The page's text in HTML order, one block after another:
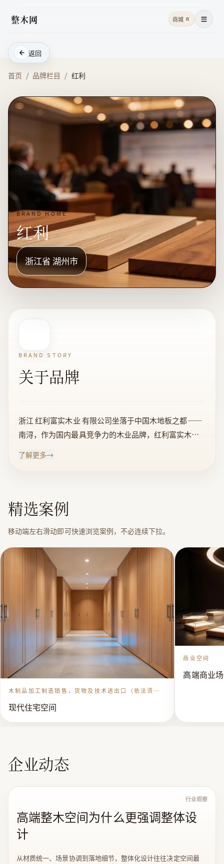
整木网 商城 商 菜单
返回
首页 / 品牌栏目 / 红利
BRAND HOME
红利
浙江省 湖州市
BRAND STORY
关于品牌
浙江 红利富实木业 有限公司坐落于中国木地板之都——
南浔，作为国内最具竞争力的木业品牌，红利富实木业
行业内首屈一指的技术创新领军企 业。公司创建于21世
纪初，通过多年来的高速发展，公司达总占地面积达到
了63700平方米，其中标准化生产厂房35000平方米，办
公楼2100平方米，年生产能800万平方米，产业规模居
同行业前列。 多年的企业发展，红利富实木业创建了包
括“红利”地板、“红利富实”木门等一系列下属子品
牌，并受到了消费者的一致认可与好评。在技术上，我
们先后从德国、台湾等国家 及地区斥巨资引进7条先进的
地板生产流水线，2条UV淋漆涂装线，微电子数控蒸汽
循环烘干设备12套与多套国际最新木门生产流水线，将
技术创新作为品牌发展的核心。 立企多年以来，红利富
实木业始终坚持在创新品质与服务，公司生产的“红利
牌”地板、“红利富实”木门已成为家居市场内最为畅
销品牌，拥有了覆盖全国的经销商版图，而这 一版图依
旧保持着每年的逐步递进扩大。在对外出口上，红利富
对旗下资源进行进一步整合，并将产业发展方向定位为
全面家居式品牌，建起了强大的运营团队，并强化了公
司的科研力度的投入。此外，作为中国地板之都 的技术
创新领军企业，在“技术开创中国 地板 行业领军品牌，
质量提升中国家居木业经典文化”的企业宗旨之上，红
利木业将品牌注入了“中国红”的文化元素，并将“中
国红”作为 红利品牌发展的特色化发展方向。以全新的
科技品牌方式，演绎现代家居生活下的红利品牌“中国
了解更多→
精选案例
移动端左右滑动即可快速浏览案例，不必连续下拉。
木制品加工制造销售，货物及技术进出口（依法须经
现代住宅空间
商业空间
高端商业
企业动态
行业观察
高端整木空间为什么更强调整体设
计
从材质统一、场景协调到落地细节，整体化设计往往决定空间最